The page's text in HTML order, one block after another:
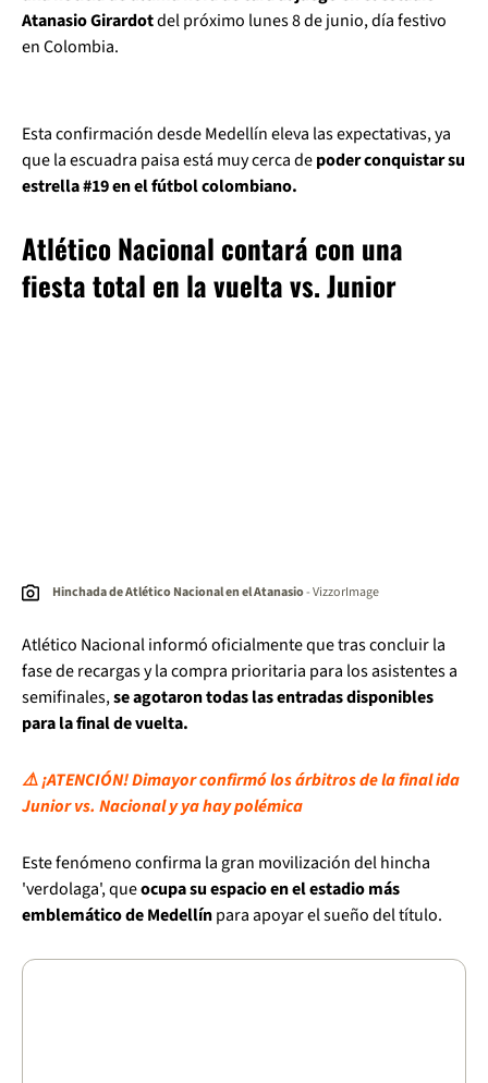
Atanasio Girardotdel próximo lunes 8 de junio, día festivo
en Colombia.
Esta confirmación desde Medellín eleva las expectativas, ya
que la escuadra paisa está muy cerca depoder conquistar su
estrella #19 en el fútbol colombiano.
Atlético Nacional contará con una
fiesta total en la vuelta vs. Junior
Hinchada de Atlético Nacional en el Atanasio- VizzorImage
Atlético Nacional informó oficialmente que tras concluir la
fase de recargas y la compra prioritaria para los asistentes a
semifinales,se agotaron todas las entradas disponibles
para la final de vuelta.
⚠️ ¡ATENCIÓN! Dimayor confirmó los árbitros de la final ida
Junior vs. Nacional y ya hay polémica
Este fenómeno confirma la gran movilización del hincha
'verdolaga', queocupa su espacio en el estadio más
emblemático de Medellínpara apoyar el sueño del título.